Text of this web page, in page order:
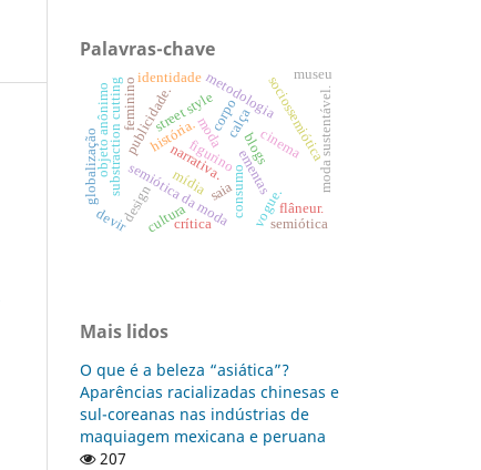
Palavras-chave
ementas
moda
história.
consumo
cinema
narrativa.
saia
calça
semiótica da moda
sociossemiótica
publicidade.
substraction cutting metodologia moda sustentável.
design
corpo
feminino
vogue.
mídia
blogs
street style
flâneur.
cultura
devir
globalização
identidade
figurino
objeto anônimo
semiótica
crítica
museu
Mais lidos
O que é a beleza “asiática”?
Aparências racializadas chinesas e
sul-coreanas nas indústrias de
maquiagem mexicana e peruana
207